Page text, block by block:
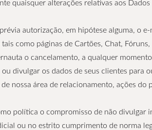
quaisquer alterações relativas aos
autorização, em hipótese alguma, o
como páginas de Cartões, Chat,
o cancelamento, a qualquer
divulgar os dados de seus clientes para
nossa área de relacionamento, ações
política o compromisso de não divulgar
ou no estrito cumprimento de norma